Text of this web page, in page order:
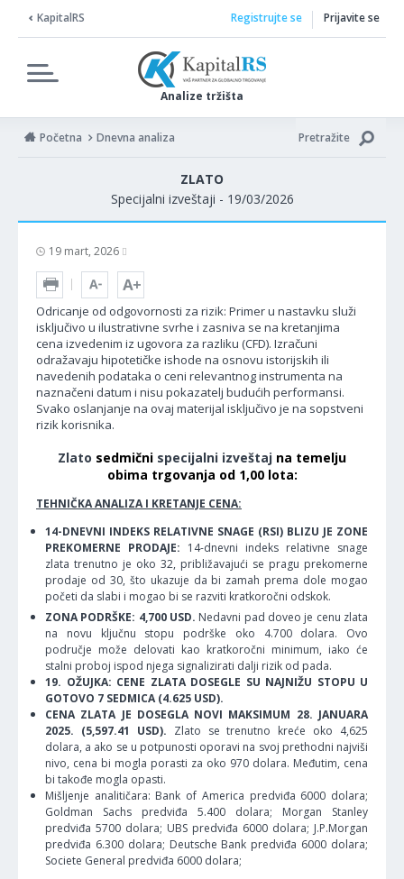
KapitalRS
Analize tržišta
Registrujte se Prijavite se
Početna Dnevna analiza Pretražite
ZLATO
Specijalni izveštaji - 19/03/2026
19 mart, 2026
Odricanje od odgovornosti za rizik: Primer u nastavku služi
isključivo u ilustrativne svrhe i zasniva se na kretanjima
cena izvedenim iz ugovora za razliku (CFD). Izračuni
odražavaju hipotetičke ishode na osnovu istorijskih ili
navedenih podataka o ceni relevantnog instrumenta na
naznačeni datum i nisu pokazatelj budućih performansi.
Svako oslanjanje na ovaj materijal isključivo je na sopstveni
rizik korisnika.
Zlato sedmični specijalni izveštaj na temelju
obima trgovanja od 1,00 lota:
TEHNIČKA ANALIZA I KRETANJE CENA:
14-DNEVNI INDEKS RELATIVNE SNAGE (RSI) BLIZU JE ZONE
PREKOMERNE PRODAJE: 14-dnevni indeks relativne snage
zlata trenutno je oko 32, približavajući se pragu prekomerne
prodaje od 30, što ukazuje da bi zamah prema dole mogao
početi da slabi i mogao bi se razviti kratkoročni odskok.
ZONA PODRŠKE: 4,700 USD. Nedavni pad doveo je cenu zlata
na novu ključnu stopu podrške oko 4.700 dolara. Ovo
područje može delovati kao kratkoročni minimum, iako će
stalni proboj ispod njega signalizirati dalji rizik od pada.
19. OŽUJKA: CENE ZLATA DOSEGLE SU NAJNIŽU STOPU U
GOTOVO 7 SEDMICA (4.625 USD).
CENA ZLATA JE DOSEGLA NOVI MAKSIMUM 28. JANUARA
2025. (5,597.41 USD). Zlato se trenutno kreće oko 4,625
dolara, a ako se u potpunosti oporavi na svoj prethodni najviši
nivo, cena bi mogla porasti za oko 970 dolara. Međutim, cena
bi takođe mogla opasti.
Mišljenje analitičara: Bank of America predviđa 6000 dolara;
Goldman Sachs predviđa 5.400 dolara; Morgan Stanley
predviđa 5700 dolara; UBS predviđa 6000 dolara; J.P.Morgan
predviđa 6.300 dolara; Deutsche Bank predviđa 6000 dolara;
Societe General predviđa 6000 dolara;